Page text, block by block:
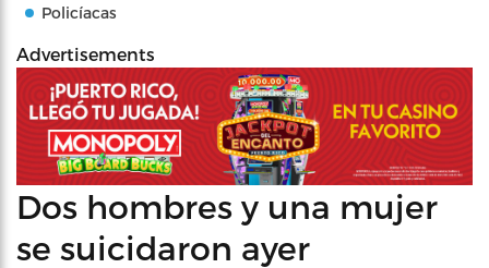
Policíacas
Advertisements
Dos hombres y una mujer
se suicidaron ayer